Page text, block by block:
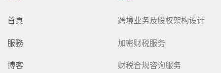
首頁
服務
博客
跨境业务及股权架构设计
加密财税服务
财税合规咨询服务